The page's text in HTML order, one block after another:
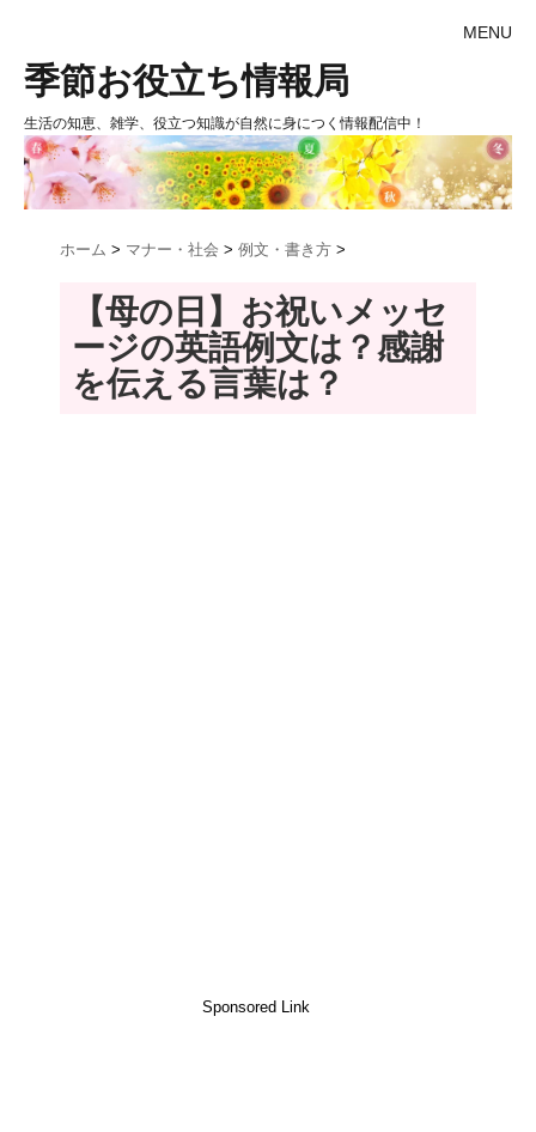
MENU
季節お役立ち情報局
生活の知恵、雑学、役立つ知識が自然に身につく情報配信中！
ホーム > マナー・社会 > 例文・書き方 >
【母の日】お祝いメッセ
ージの英語例文は？感謝
を伝える言葉は？
Sponsored Link